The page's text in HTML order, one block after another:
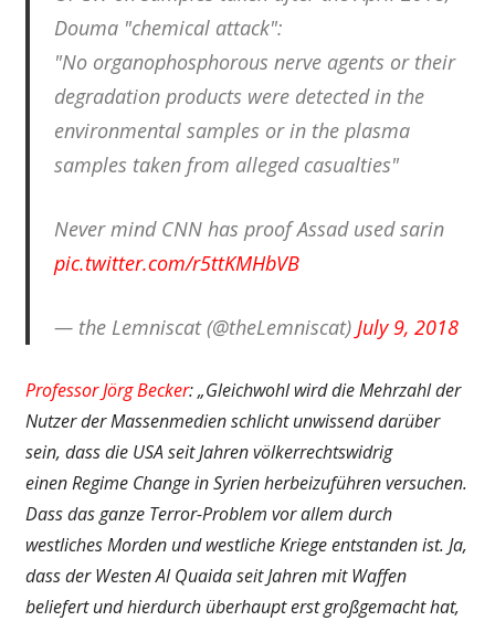
Douma "chemical attack":
"No organophosphorous nerve agents or their
degradation products were detected in the
environmental samples or in the plasma
samples taken from alleged casualties"
Never mind CNN has proof Assad used sarin
pic.twitter.com/r5ttKMHbVB
— the Lemniscat (@theLemniscat) July 9, 2018
Professor Jörg Becker: „Gleichwohl wird die Mehrzahl der
Nutzer der Massenmedien schlicht unwissend darüber
sein, dass die USA seit Jahren völkerrechtswidrig
einen Regime Change in Syrien herbeizuführen versuchen.
Dass das ganze Terror-Problem vor allem durch
westliches Morden und westliche Kriege entstanden ist. Ja,
dass der Westen Al Quaida seit Jahren mit Waffen
beliefert und hierdurch überhaupt erst großgemacht hat,